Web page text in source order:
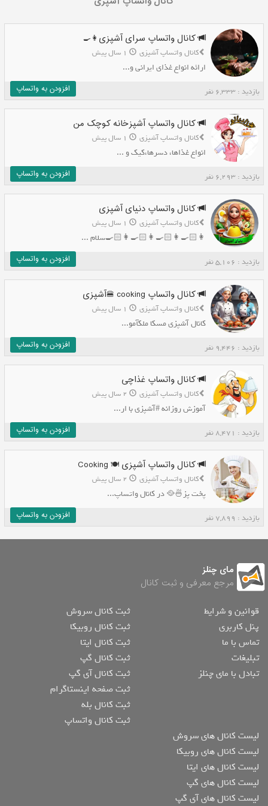
کانال واتساپ سرای آشپزی👩‍🍳
کانال واتساپ آشپزی 1 سال پیش
ارائه انواع غذای ایرانی و...
بازدید : 6,333 نفر افزودن به واتساپ
کانال واتساپ آشپزخانه کوچک من
کانال واتساپ آشپزی 1 سال پیش
انواع غذاها، دسرها،کیک و ...
بازدید : 6,293 نفر افزودن به واتساپ
کانال واتساپ دنیای آشپزی
کانال واتساپ آشپزی 1 سال پیش
👩🏻‍🍳👩🏻‍🍳👩🏻‍🍳👩🏻‍🍳سلام ...
بازدید : 5,106 نفر افزودن به واتساپ
کانال واتساپ cooking 🍔آشپزی
کانال واتساپ آشپزی 1 سال پیش
کانال آشپزی مسکا ملکآمو...
بازدید : 9,446 نفر افزودن به واتساپ
کانال واتساپ غذاچی
کانال واتساپ آشپزی 2 سال پیش
آموزش روزانه #آشپزی با ار...
بازدید : 8,471 نفر افزودن به واتساپ
کانال واتساپ آشپزی 🍽 Cooking
کانال واتساپ آشپزی 2 سال پیش
پخت پز🍜🥘 در کانال واتساپ...
بازدید : 7,899 نفر افزودن به واتساپ
مای چنلز
مرجع معرفی و ثبت کانال
قوانین و شرایط
پنل کاربری
تماس با ما
تبلیغات
تبادل با مای چنلز
ثبت کانال سروش
ثبت کانال روبیکا
ثبت کانال ایتا
ثبت کانال گپ
ثبت کانال آی گپ
ثبت صفحه اینستاگرام
ثبت کانال بله
ثبت کانال واتساپ
لیست کانال های سروش
لیست کانال های روبیکا
لیست کانال های ایتا
لیست کانال های گپ
لیست کانال های آی گپ